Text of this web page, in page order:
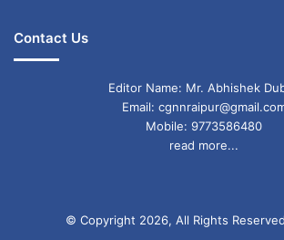
Contact Us
Editor Name: Mr. Abhishek
Email:
Mobile: 9773586480
read more...
© Copyright 2026, All Rights